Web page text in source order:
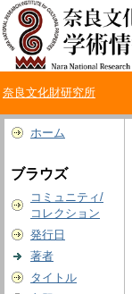
奈良文化財研究所
ホーム
ブラウズ
コミュニティ/
コレクション
発行日
著者
タイトル